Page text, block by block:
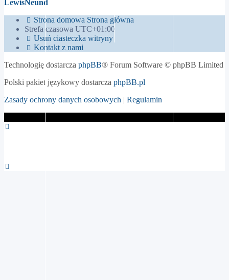
LewisNeund
Strona domowa Strona główna
Strefa czasowa UTC+01:00
Usuń ciasteczka witryny
Kontakt z nami
Technologię dostarcza phpBB® Forum Software © phpBB Limited
Polski pakiet językowy dostarcza phpBB.pl
Zasady ochrony danych osobowych | Regulamin